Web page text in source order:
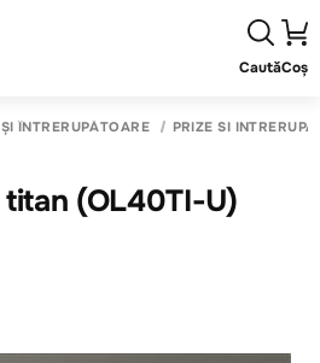
CautăCoș
ÎNTRERUPĂTOARE PRIZE SI
titan (OL40TI-U)